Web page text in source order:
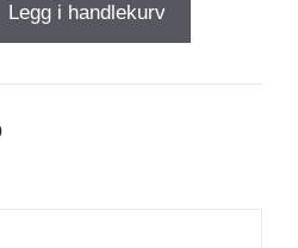
Legg i handlekurv